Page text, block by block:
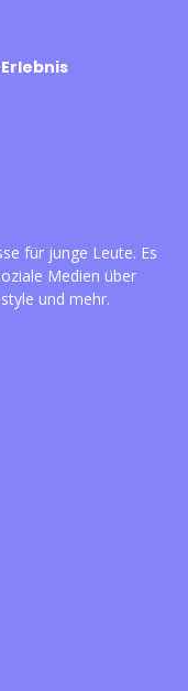
für junge Leute. Es
Medien über
und mehr.